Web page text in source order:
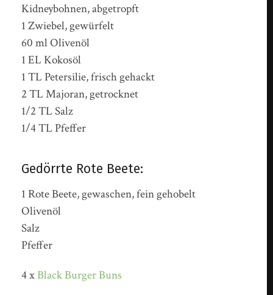
Kidneybohnen, abgetropft
1 Zwiebel, gewürfelt
60 ml Olivenöl
1 EL Kokosöl
1 TL Petersilie, frisch gehackt
2 TL Majoran, getrocknet
1/2 TL Salz
1/4 TL Pfeffer
Gedörrte Rote Beete:
1 Rote Beete, gewaschen, fein gehobelt
Olivenöl
Salz
Pfeffer
4 x Black Burger Buns